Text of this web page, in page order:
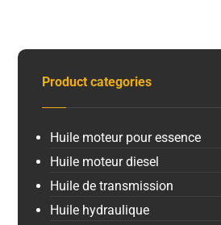
Product categories
Huile moteur pour essence
Huile moteur diesel
Huile de transmission
Huile hydraulique